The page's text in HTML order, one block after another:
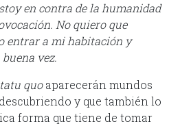
en contra de la humanidad
No quiero que
entrar a mi habitación y
vez.
quoaparecerán mundos
y que también lo
forma que tiene de tomar